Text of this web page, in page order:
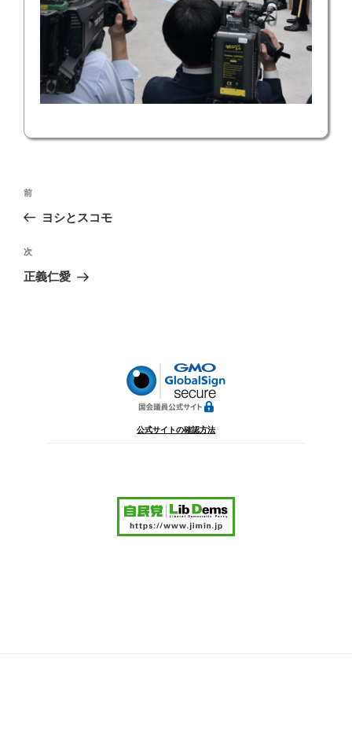
投
ビ
ゲ
前
の
稿
前
ヨシとスコモ
次
の
次
正義仁愛
公式サイトの確認方法